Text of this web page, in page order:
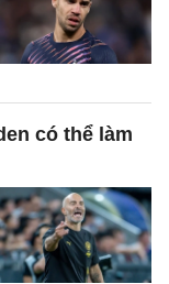
có thể làm